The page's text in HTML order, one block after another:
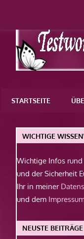
springen
WordPress-
STARTSEITE
WICHTIGE
Wichtige Infos
und der Sicherheit
Ihr in meiner
und dem
NEUSTE BEITRÄGE